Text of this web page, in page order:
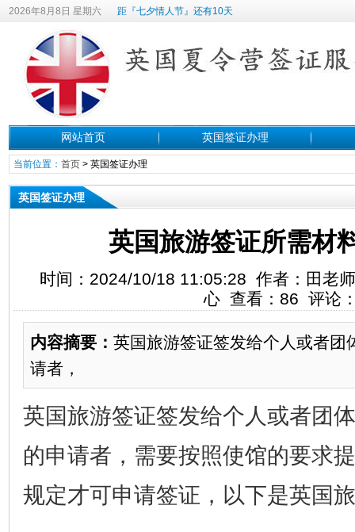
2026年8月8日 星期六 距『七夕情人节』还有10天
网站首页 英国签证办理
当前位置： 首页> 英国签证办理
英国签证办理
英国旅游签证所需材
时间：2024/10/18 11:05:28 作者：田老
心 查看：86 评论
内容摘要： 英国旅游签证签发给个人或者团
请者，
英国旅游签证签发给个人或者团
的申请者，需要按照使馆的要求
规定才可申请签证，以下是英国